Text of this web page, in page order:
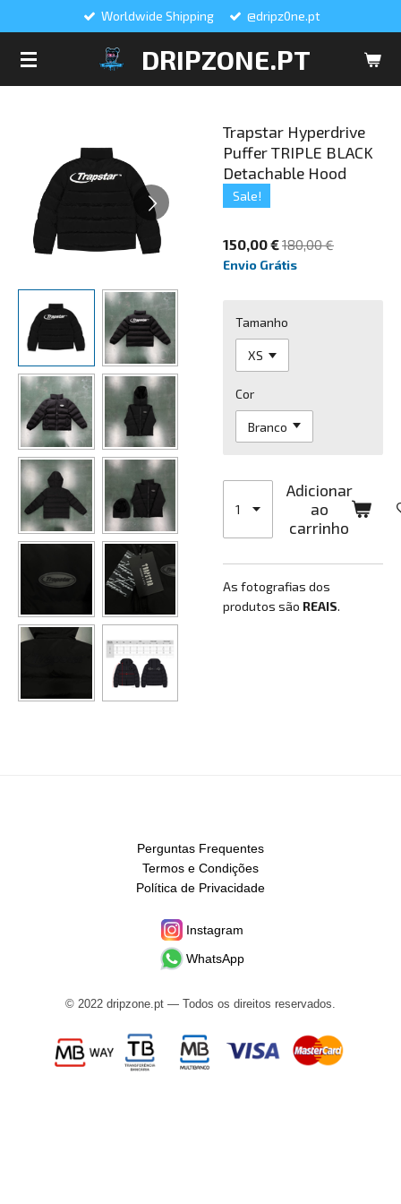
DRIPZONE.PT
Worldwide Shipping @dripz0ne.pt
Trapstar Hyperdrive
Puffer TRIPLE BLACK
Detachable Hood
Sale!
150,00 €180,00 €
Envio Grátis
Tamanho
Cor
Adicionar
ao
carrinho
As fotografias dos
produtos são REAIS.
Perguntas Frequentes
Termos e Condições
Política de Privacidade
Instagram
WhatsApp
© 2022 dripzone.pt — Todos os direitos reservados.